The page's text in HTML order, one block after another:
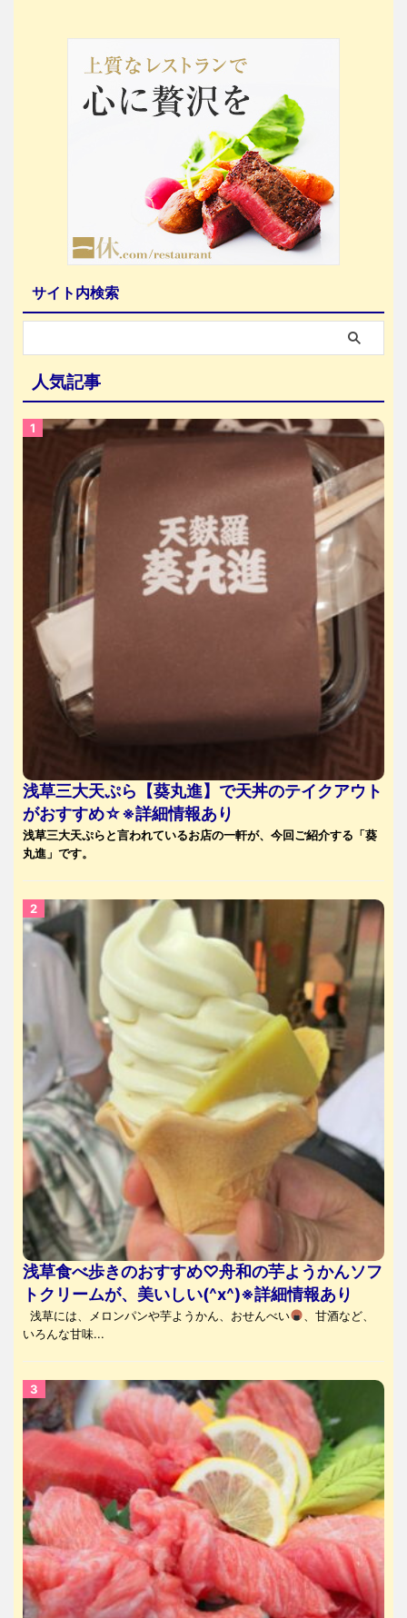
サイト内検索
人気記事
浅草三大天ぷら【葵丸進】で天丼のテイクアウト
がおすすめ☆※詳細情報あり
浅草三大天ぷらと言われているお店の一軒が、今回ご紹介する「葵
丸進」です。
浅草食べ歩きのおすすめ♡舟和の芋ようかんソフ
トクリームが、美いしい(^x^)※詳細情報あり
浅草には、メロンパンや芋ようかん、おせんべい
、甘酒など、
いろんな甘味...